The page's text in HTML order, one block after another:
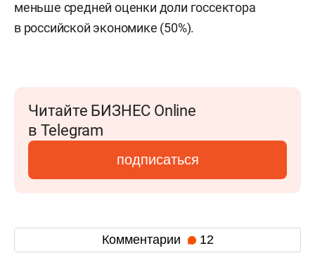
меньше средней оценки доли госсектора
в российской экономике (50%).
Читайте БИЗНЕС Online
в Telegram
подписаться
Комментарии 12